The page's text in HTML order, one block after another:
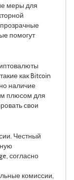
меры для
помогут
как Bitcoin
наличие
плюсом для
свои
Честный
согласно
комиссии,